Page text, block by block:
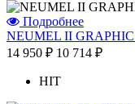
Подробнее
NEUMEL II
14 950 ₽ 10 714 ₽
HIT